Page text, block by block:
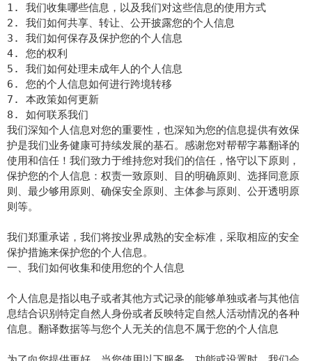
1. 我们收集哪些信息，以及我们对这些信息的使用方式
2. 我们如何共享、转让、公开披露您的个人信息
3. 我们如何保存及保护您的个人信息
4. 您的权利
5. 我们如何处理未成年人的个人信息
6. 您的个人信息如何进行跨境转移
7. 本政策如何更新
8. 如何联系我们
我们深知个人信息对您的重要性，也深知为您的信息提供有效保
护是我们业务健康可持续发展的基石。感谢您对帮帮字幕翻译的
使用和信任！我们致力于维持您对我们的信任，恪守以下原则，
保护您的个人信息：权责一致原则、目的明确原则、选择同意原
则、最少够用原则、确保安全原则、主体参与原则、公开透明原
则等。
我们郑重承诺，我们将按业界成熟的安全标准，采取相应的安全
保护措施来保护您的个人信息。
一、我们如何收集和使用您的个人信息
个人信息是指以电子或者其他方式记录的能够单独或者与其他信
息结合识别特定自然人身份或者反映特定自然人活动情况的各种
信息。翻译数据等与您个人无关的信息不属于您的个人信息